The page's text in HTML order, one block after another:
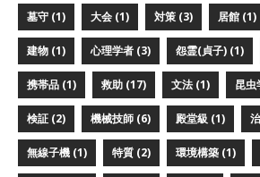
墓守 (1) 大会 (1) 対策 (3) 居館 (1)
建物 (1) 心理学者 (3) 怨霊(貞子) (1)
携帯品 (1) 救助 (17) 文法 (1) 昆虫
検証 (2) 機械技師 (6) 殿堂級 (1)
無線子機 (1) 特質 (2) 環境構築 (1)